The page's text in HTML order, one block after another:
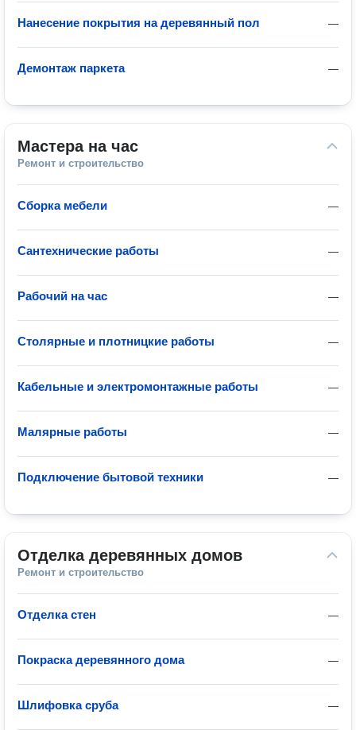
—
Нанесение покрытия на деревянный пол
—
Демонтаж паркета
Мастера на час
Ремонт и строительство
—
Сборка мебели
—
Сантехнические работы
—
Рабочий на час
—
Столярные и плотницкие работы
—
Кабельные и электромонтажные работы
—
Малярные работы
—
Подключение бытовой техники
Отделка деревянных домов
Ремонт и строительство
—
Отделка стен
—
Покраска деревянного дома
—
Шлифовка сруба